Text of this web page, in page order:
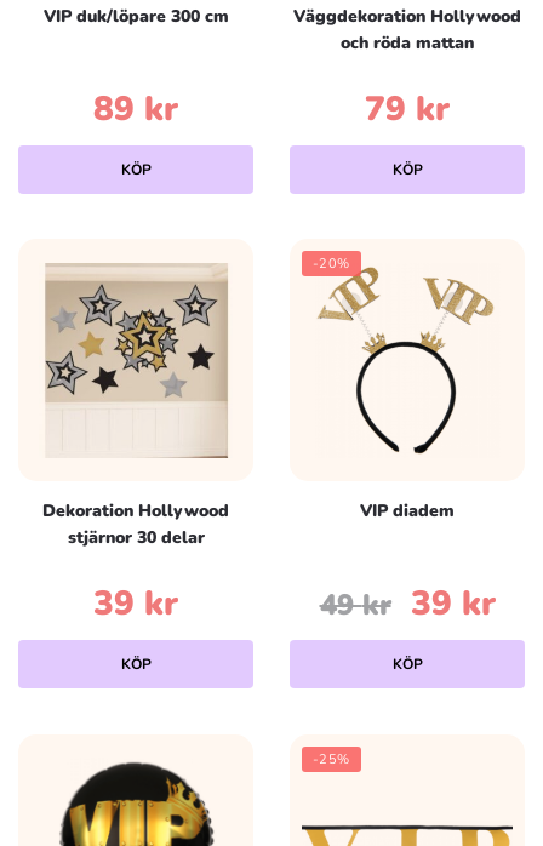
VIP duk/löpare 300 cm
89 kr
KÖP
Väggdekoration Hollywood
och röda mattan
79 kr
KÖP
Dekoration Hollywood
stjärnor 30 delar
39 kr
KÖP
-20%
VIP diadem
49kr Det
49 kr.
39 kr
KÖP
-25%